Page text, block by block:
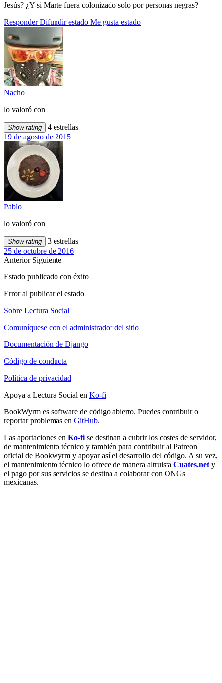
Jesús? ¿Y si Marte fuera colonizado solo por personas negras?
Responder Difundir estado Me gusta estado
Nacho
lo valoró con
Show rating
4 estrellas
19 de agosto de 2015
Pablo
lo valoró con
Show rating
3 estrellas
25 de octubre de 2016
Anterior Siguiente
Estado publicado con éxito
Error al publicar el estado
Sobre Lectura Social
Comuníquese con el administrador del sitio
Documentación de Django
Código de conducta
Política de privacidad
Apoya a Lectura Social en Ko-fi
BookWyrm es software de código abierto. Puedes contribuir o
reportar problemas en GitHub.
Las aportaciones en Ko-fi se destinan a cubrir los costes de servidor,
de mantenimiento técnico y también para contribuir al Patreon
oficial de Bookwyrm y apoyar así el desarrollo del código. A su vez,
el mantenimiento técnico lo ofrece de manera altruista Cuates.net y
el pago por sus servicios se destina a colaborar con ONGs
mexicanas.